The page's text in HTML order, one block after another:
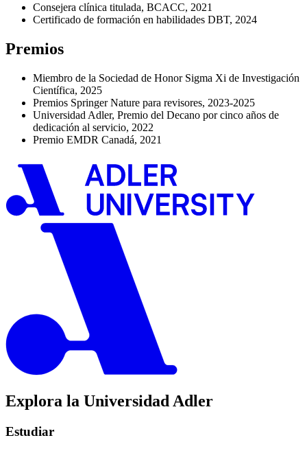
Consejera clínica titulada, BCACC, 2021
Certificado de formación en habilidades DBT, 2024
Premios
Miembro de la Sociedad de Honor Sigma Xi de Investigación
Científica, 2025
Premios Springer Nature para revisores, 2023-2025
Universidad Adler, Premio del Decano por cinco años de
dedicación al servicio, 2022
Premio EMDR Canadá, 2021
Explora la Universidad Adler
Estudiar